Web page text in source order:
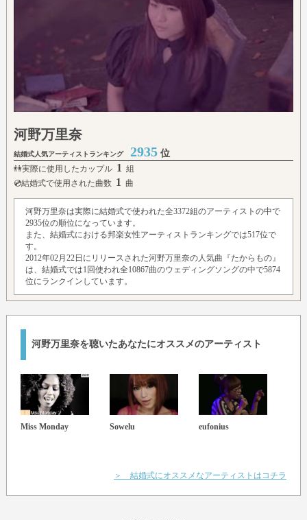
河野万里奈
結婚式人気アーティストランキング 2935 位
👫実際に使用したカップル 1 組
💿結婚式で使用された曲数 1 曲
河野万里奈は実際に結婚式で使われた全3372組のアーティストの中で
2935位の順位になっています。
また、結婚式における邦楽女性アーティストランキングでは517位で
す。
2012年02月22日にリリースされた河野万里奈の人気曲『たからもの』
は、結婚式では1回使われ全10867曲のウェディングソングの中で5874
位にランクインしています。
河野万里奈を聴いたあなたにオススメのアーティスト
Miss Monday Sowelu eufonius
＞ 結婚式にオススメなアーティストはコチラ